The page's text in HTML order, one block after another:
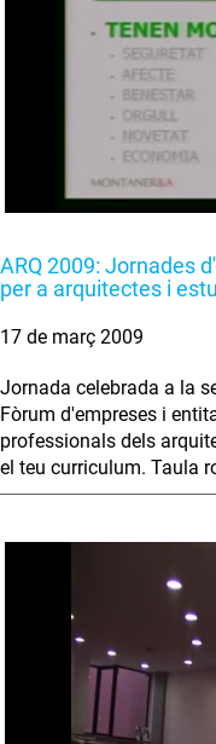
ARQ 2009: Jornades
per a arquitectes i
17 de març 2009
Jornada celebrada a la
Fòrum d'empreses i
professionals dels
el teu curriculum. Taula